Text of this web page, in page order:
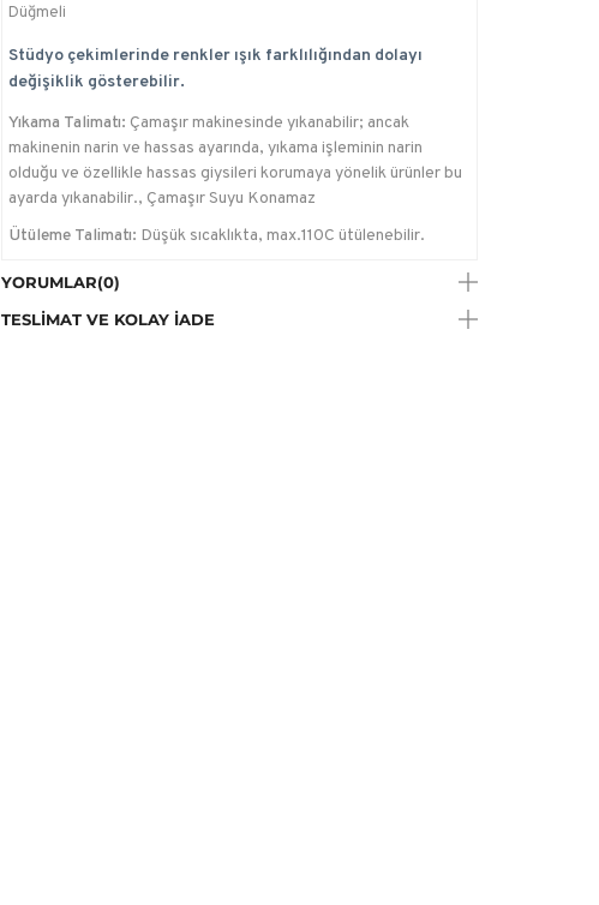
Düğmeli
Stüdyo çekimlerinde renkler ışık farklılığından dolayı
değişiklik gösterebilir.
Yıkama Talimatı: Çamaşır makinesinde yıkanabilir; ancak
makinenin narin ve hassas ayarında, yıkama işleminin narin
olduğu ve özellikle hassas giysileri korumaya yönelik ürünler bu
ayarda yıkanabilir., Çamaşır Suyu Konamaz
Ütüleme Talimatı: Düşük sıcaklıkta, max.110C ütülenebilir.
Kurutma Talimatı:
temizleme yapılabilir.
YORUMLAR(0)
TESLIMAT VE KOLAY İADE